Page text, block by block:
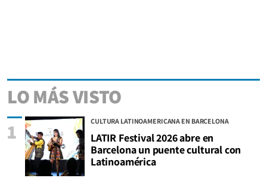
LO MÁS VISTO
CULTURA LATINOAMERICANA EN BARCELONA
LATIR Festival 2026 abre en
Barcelona un puente cultural con
Latinoamérica
1